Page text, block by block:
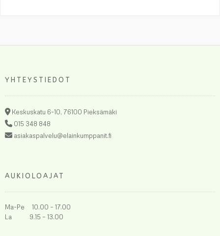
YHTEYSTIEDOT
Keskuskatu 6-10, 76100 Pieksämäki
015 348 848
asiakaspalvelu@elainkumppanit.fi
AUKIOLOAJAT
Ma-Pe 10.00 – 17.00
La 9.15 – 13.00